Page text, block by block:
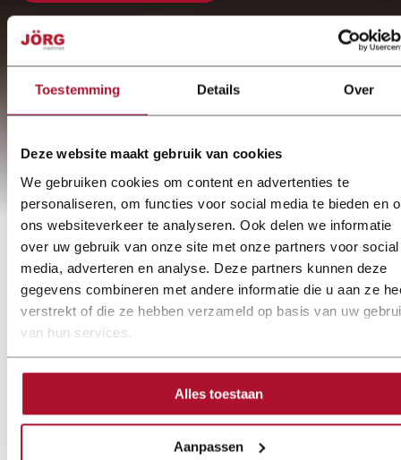
Toestemming Details Over
Deze website maakt gebruik van cookies
We gebruiken cookies om content en advertenties te
personaliseren, om functies voor social media te bieden en
ons websiteverkeer te analyseren. Ook delen we informatie
over uw gebruik van onze site met onze partners voor social
media, adverteren en analyse. Deze partners kunnen deze
gegevens combineren met andere informatie die u aan ze
verstrekt of die ze hebben verzameld op basis van uw
van hun services.
Alles toestaan
Aanpassen